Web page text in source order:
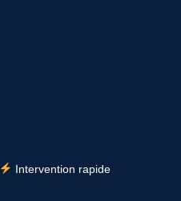
Intervention rapide